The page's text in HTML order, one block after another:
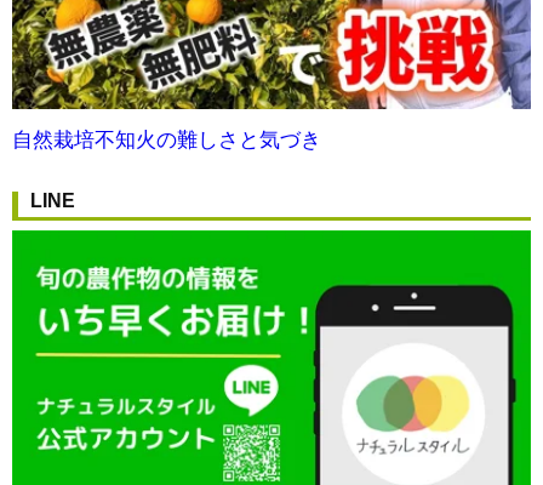
自然栽培不知火の難しさと気づき
LINE